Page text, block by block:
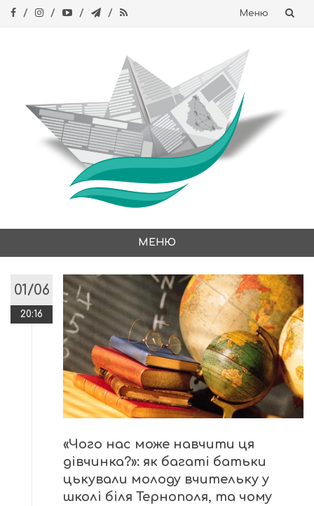
Меню
МЕНЮ
content
01/06
20:16
«Чого нас може навчити ця
дівчинка?»: як багаті батьки
цькували молоду вчительку у
школі біля Тернополя, та чому